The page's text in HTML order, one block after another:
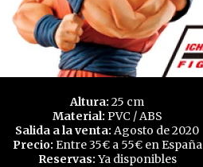
Altura: 25 cm
Material: PVC / ABS
Salida a la venta: Agosto de 2020
Precio: Entre 35€ a 55€ en España
Reservas: Ya disponibles